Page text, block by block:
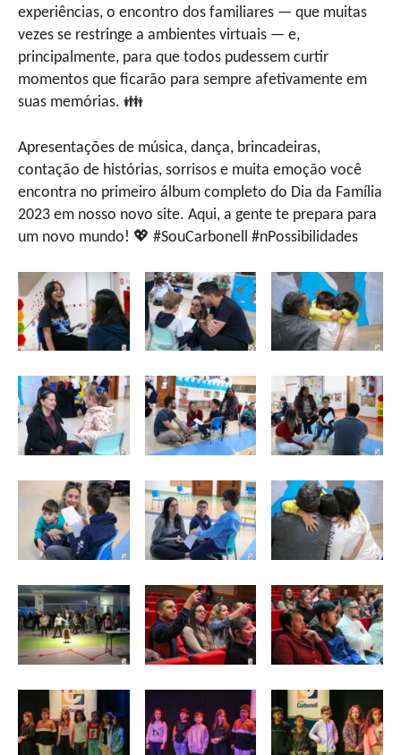
experiências, o encontro dos familiares — que muitas
vezes se restringe a ambientes virtuais — e,
principalmente, para que todos pudessem curtir
momentos que ficarão para sempre afetivamente em
suas memórias. 👪
Apresentações de música, dança, brincadeiras,
contação de histórias, sorrisos e muita emoção você
encontra no primeiro álbum completo do Dia da Família
2023 em nosso novo site. Aqui, a gente te prepara para
um novo mundo! 💖 #SouCarbonell #nPossibilidades